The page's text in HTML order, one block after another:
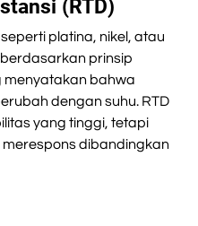
(RTD)
platina, nikel, atau
prinsip
menyatakan bahwa
dengan suhu. RTD
yang tinggi, tetapi
dibandingkan